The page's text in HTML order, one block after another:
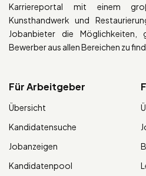
Karriereportal mit einem
Kunsthandwerk und
Jobanbieter die Möglichkeiten,
Bewerber aus allen Bereichen zu
Für Arbeitgeber
Übersicht
Kandidatensuche
Jobanzeigen
Kandidatenpool